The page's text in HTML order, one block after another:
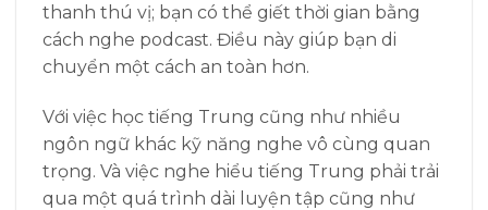
thanh thú vị; bạn có thể giết thời gian bằng
cách nghe podcast. Điều này giúp bạn di
chuyển một cách an toàn hơn.
Với việc học tiếng Trung cũng như nhiều
ngôn ngữ khác kỹ năng nghe vô cùng quan
trọng. Và việc nghe hiểu tiếng Trung phải trải
qua một quá trình dài luyện tập cũng như